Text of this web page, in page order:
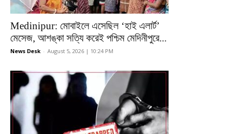
Medinipur: মোবাইলে এসেছিল ‘হাই এলার্ট’
মেসেজ, আশঙ্কা সত্যি করেই পশ্চিম মেদিনীপুরে...
News Desk - August 5, 2026 | 10:24 PM